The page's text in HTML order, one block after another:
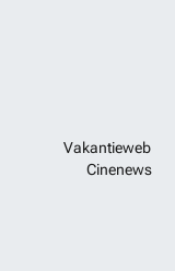
Vakantieweb
Cinenews